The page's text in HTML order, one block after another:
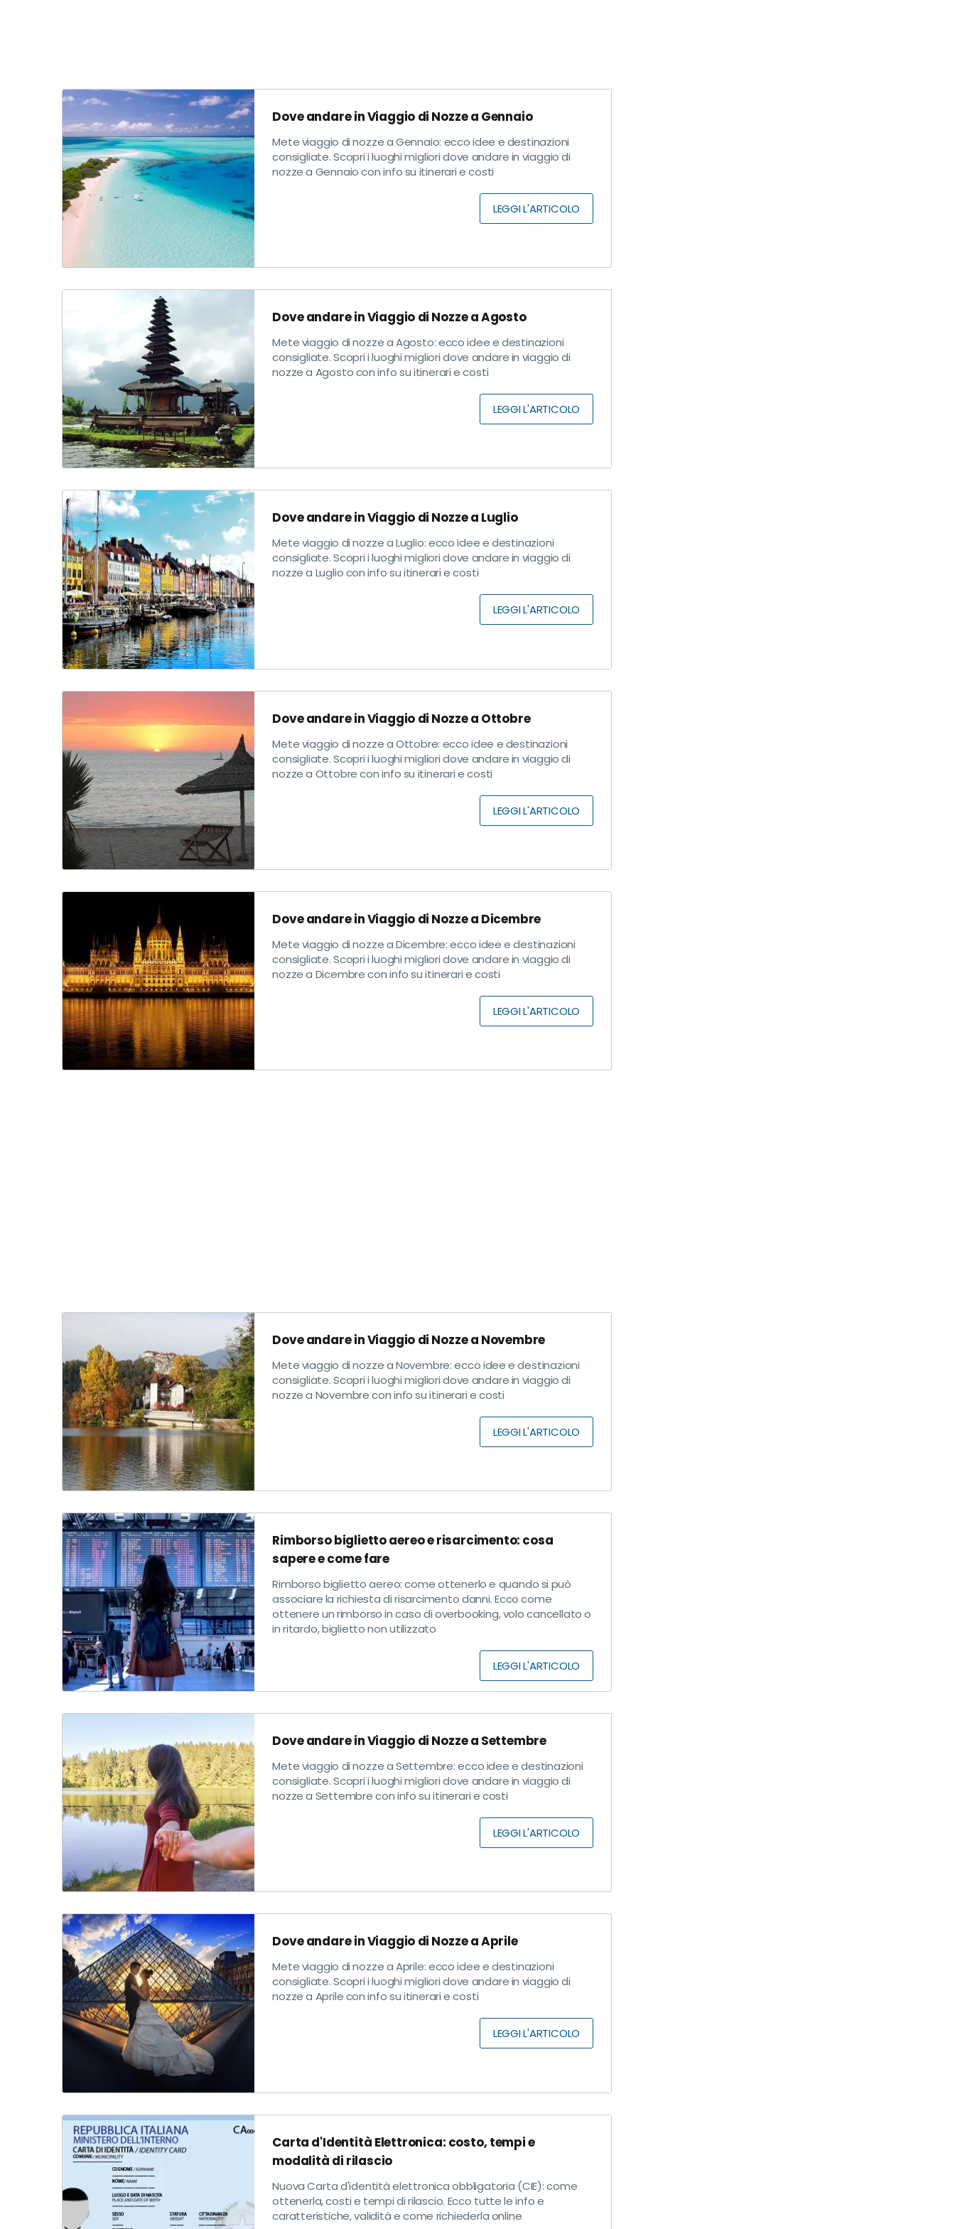
Dove andare in Viaggio di Nozze a Gennaio
Mete viaggio di nozze a Gennaio: ecco idee e destinazioni
consigliate. Scopri i luoghi migliori dove andare in viaggio di
nozze a Gennaio con info su itinerari e costi
LEGGI L'ARTICOLO
Dove andare in Viaggio di Nozze a Agosto
Mete viaggio di nozze a Agosto: ecco idee e destinazioni
consigliate. Scopri i luoghi migliori dove andare in viaggio di
nozze a Agosto con info su itinerari e costi
LEGGI L'ARTICOLO
Dove andare in Viaggio di Nozze a Luglio
Mete viaggio di nozze a Luglio: ecco idee e destinazioni
consigliate. Scopri i luoghi migliori dove andare in viaggio di
nozze a Luglio con info su itinerari e costi
LEGGI L'ARTICOLO
Dove andare in Viaggio di Nozze a Ottobre
Mete viaggio di nozze a Ottobre: ecco idee e destinazioni
consigliate. Scopri i luoghi migliori dove andare in viaggio di
nozze a Ottobre con info su itinerari e costi
LEGGI L'ARTICOLO
Dove andare in Viaggio di Nozze a Dicembre
Mete viaggio di nozze a Dicembre: ecco idee e destinazioni
consigliate. Scopri i luoghi migliori dove andare in viaggio di
nozze a Dicembre con info su itinerari e costi
LEGGI L'ARTICOLO
Dove andare in Viaggio di Nozze a Novembre
Mete viaggio di nozze a Novembre: ecco idee e destinazioni
consigliate. Scopri i luoghi migliori dove andare in viaggio di
nozze a Novembre con info su itinerari e costi
LEGGI L'ARTICOLO
Rimborso biglietto aereo e risarcimento: cosa
sapere e come fare
Rimborso biglietto aereo: come ottenerlo e quando si può
associare la richiesta di risarcimento danni. Ecco come
ottenere un rimborso in caso di overbooking, volo cancellato o
in ritardo, biglietto non utilizzato
LEGGI L'ARTICOLO
Dove andare in Viaggio di Nozze a Settembre
Mete viaggio di nozze a Settembre: ecco idee e destinazioni
consigliate. Scopri i luoghi migliori dove andare in viaggio di
nozze a Settembre con info su itinerari e costi
LEGGI L'ARTICOLO
Dove andare in Viaggio di Nozze a Aprile
Mete viaggio di nozze a Aprile: ecco idee e destinazioni
consigliate. Scopri i luoghi migliori dove andare in viaggio di
nozze a Aprile con info su itinerari e costi
LEGGI L'ARTICOLO
Carta d'Identità Elettronica: costo, tempi e
modalità di rilascio
Nuova Carta d'identità elettronica obbligatoria (CIE): come
ottenerla, costi e tempi di rilascio. Ecco tutte le info e
caratteristiche, validità e come richiederla online